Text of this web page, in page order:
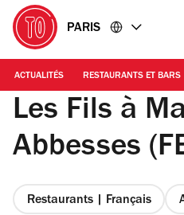
PARIS
ACTUALITÉS RESTAURANTS ET BARS
Les Fils à
Abbesses
Restaurants | Français